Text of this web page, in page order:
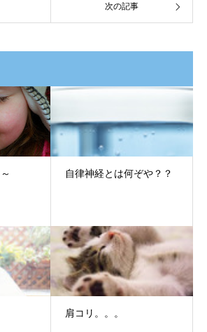
次の記事
自律神経とは何ぞや？？
肩コリ。。。